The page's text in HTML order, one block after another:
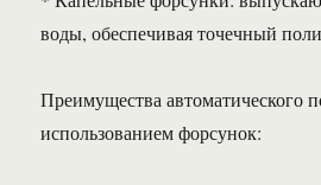
воды, обеспечивая точечный
Преимущества автоматического
использованием форсунок: